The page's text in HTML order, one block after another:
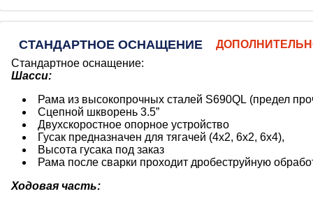
СТАНДАРТНОЕ ОСНАЩЕНИЕ
Стандартное оснащение:
Шасси:
Рама из высокопрочных сталей S690QL (предел
Сцепной шкворень 3.5”
Двухскоростное опорное устройство
Гусак предназначен для тягачей (4х2, 6х2, 6х4),
Высота гусака под заказ
Рама после сварки проходит дробеструйную
Ходовая часть: